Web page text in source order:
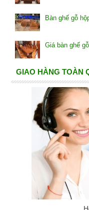
Bàn ghế gỗ
Giá bàn ghế
GIAO HÀNG TOÀN